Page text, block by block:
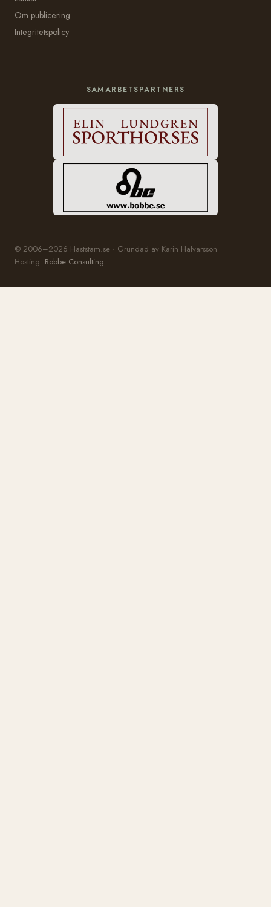
Om publicering
Integritetspolicy
SAMARBETSPARTNERS
© 2006–2026 Häststam.se · Grundad av Karin Halvarsson
Hosting: Bobbe Consulting